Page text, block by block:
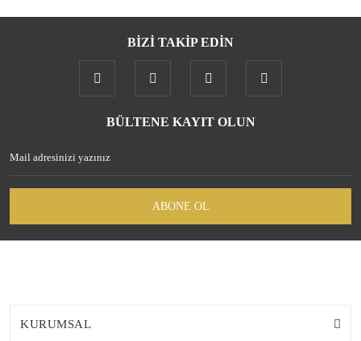
Gönder
BİZİ TAKİP EDİN
BÜLTENE KAYIT OLUN
ABONE OL
KURUMSAL